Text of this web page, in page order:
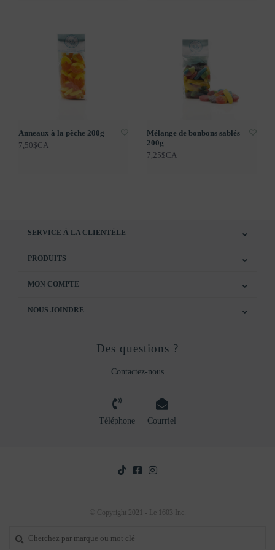
Anneaux à la pêche 200g
7,50$CA
Mélange de bonbons sablés
200g
7,25$CA
SERVICE À LA CLIENTÈLE
PRODUITS
MON COMPTE
NOUS JOINDRE
Des questions ?
Contactez-nous
Téléphone Courriel